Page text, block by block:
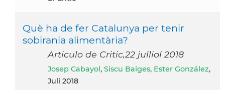
Què ha de fer Catalunya per tenir
sobirania alimentària?
Articulo de Critic,22 julliol 2018
Josep Cabayol, Siscu Baiges, Ester González,
Juli 2018